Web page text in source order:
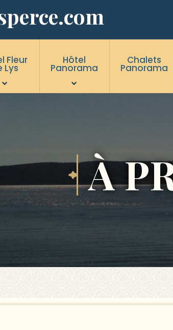
Fleur
Lys
Hôtel
Panorama
Chalets
Panorama
À